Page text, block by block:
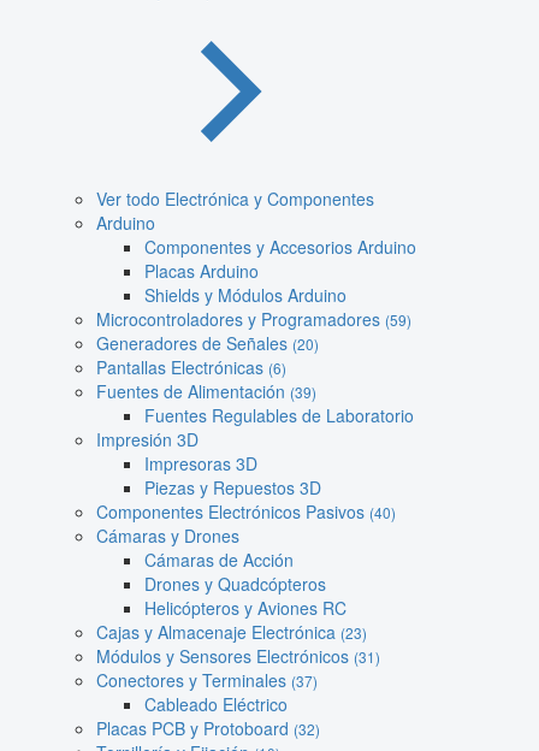
Ver todo Electrónica y Componentes
Arduino
Componentes y Accesorios Arduino
Placas Arduino
Shields y Módulos Arduino
Microcontroladores y Programadores (59)
Generadores de Señales (20)
Pantallas Electrónicas (6)
Fuentes de Alimentación (39)
Fuentes Regulables de Laboratorio
Impresión 3D
Impresoras 3D
Piezas y Repuestos 3D
Componentes Electrónicos Pasivos (40)
Cámaras y Drones
Cámaras de Acción
Drones y Quadcópteros
Helicópteros y Aviones RC
Cajas y Almacenaje Electrónica (23)
Módulos y Sensores Electrónicos (31)
Conectores y Terminales (37)
Cableado Eléctrico
Placas PCB y Protoboard (32)